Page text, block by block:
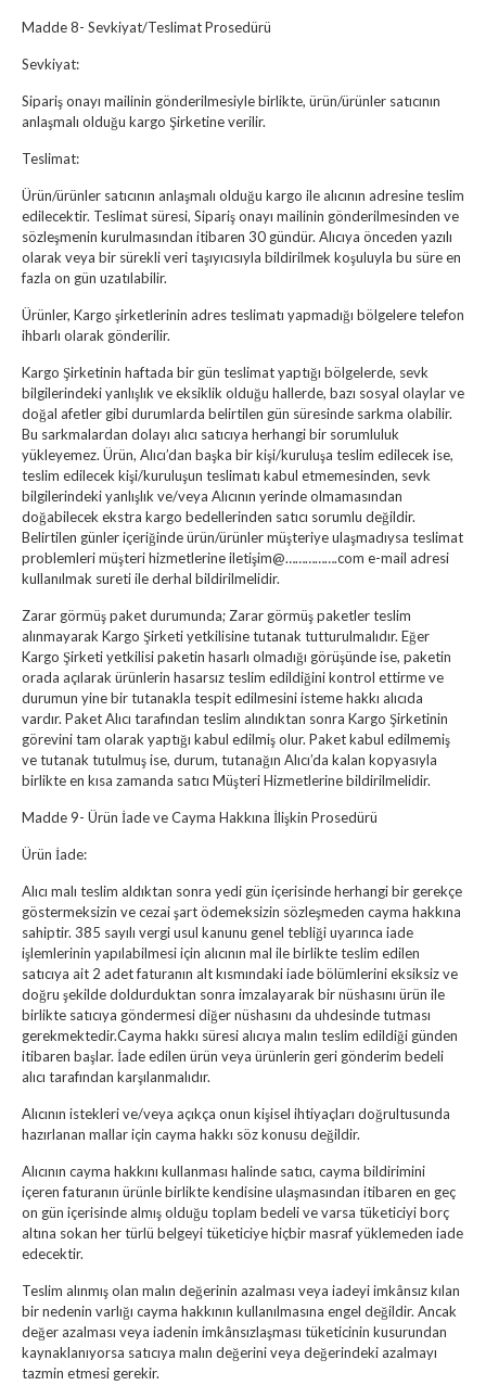
Madde 8- Sevkiyat/Teslimat Prosedürü
Sevkiyat:
Sipariş onayı mailinin gönderilmesiyle birlikte, ürün/ürünler satıcının
anlaşmalı olduğu kargo Şirketine verilir.
Teslimat:
Ürün/ürünler satıcının anlaşmalı olduğu kargo ile alıcının adresine teslim
edilecektir. Teslimat süresi, Sipariş onayı mailinin gönderilmesinden ve
sözleşmenin kurulmasından itibaren 30 gündür. Alıcıya önceden yazılı
olarak veya bir sürekli veri taşıyıcısıyla bildirilmek koşuluyla bu süre en
fazla on gün uzatılabilir.
Ürünler, Kargo şirketlerinin adres teslimatı yapmadığı bölgelere telefon
ihbarlı olarak gönderilir.
Kargo Şirketinin haftada bir gün teslimat yaptığı bölgelerde, sevk
bilgilerindeki yanlışlık ve eksiklik olduğu hallerde, bazı sosyal olaylar ve
doğal afetler gibi durumlarda belirtilen gün süresinde sarkma olabilir.
Bu sarkmalardan dolayı alıcı satıcıya herhangi bir sorumluluk
yükleyemez. Ürün, Alıcı’dan başka bir kişi/kuruluşa teslim edilecek ise,
teslim edilecek kişi/kuruluşun teslimatı kabul etmemesinden, sevk
bilgilerindeki yanlışlık ve/veya Alıcının yerinde olmamasından
doğabilecek ekstra kargo bedellerinden satıcı sorumlu değildir.
Belirtilen günler içeriğinde ürün/ürünler müşteriye ulaşmadıysa teslimat
problemleri müşteri hizmetlerine iletişim@…………….com e-mail adresi
kullanılmak sureti ile derhal bildirilmelidir.
Zarar görmüş paket durumunda; Zarar görmüş paketler teslim
alınmayarak Kargo Şirketi yetkilisine tutanak tutturulmalıdır. Eğer
Kargo Şirketi yetkilisi paketin hasarlı olmadığı görüşünde ise, paketin
orada açılarak ürünlerin hasarsız teslim edildiğini kontrol ettirme ve
durumun yine bir tutanakla tespit edilmesini isteme hakkı alıcıda
vardır. Paket Alıcı tarafından teslim alındıktan sonra Kargo Şirketinin
görevini tam olarak yaptığı kabul edilmiş olur. Paket kabul edilmemiş
ve tutanak tutulmuş ise, durum, tutanağın Alıcı’da kalan kopyasıyla
birlikte en kısa zamanda satıcı Müşteri Hizmetlerine bildirilmelidir.
Madde 9- Ürün İade ve Cayma Hakkına İlişkin Prosedürü
Ürün İade:
Alıcı malı teslim aldıktan sonra yedi gün içerisinde herhangi bir gerekçe
göstermeksizin ve cezai şart ödemeksizin sözleşmeden cayma hakkına
sahiptir. 385 sayılı vergi usul kanunu genel tebliği uyarınca iade
işlemlerinin yapılabilmesi için alıcının mal ile birlikte teslim edilen
satıcıya ait 2 adet faturanın alt kısmındaki iade bölümlerini eksiksiz ve
doğru şekilde doldurduktan sonra imzalayarak bir nüshasını ürün ile
birlikte satıcıya göndermesi diğer nüshasını da uhdesinde tutması
gerekmektedir.Cayma hakkı süresi alıcıya malın teslim edildiği günden
itibaren başlar. İade edilen ürün veya ürünlerin geri gönderim bedeli
alıcı tarafından karşılanmalıdır.
Alıcının istekleri ve/veya açıkça onun kişisel ihtiyaçları doğrultusunda
hazırlanan mallar için cayma hakkı söz konusu değildir.
Alıcının cayma hakkını kullanması halinde satıcı, cayma bildirimini
içeren faturanın ürünle birlikte kendisine ulaşmasından itibaren en geç
on gün içerisinde almış olduğu toplam bedeli ve varsa tüketiciyi borç
altına sokan her türlü belgeyi tüketiciye hiçbir masraf yüklemeden iade
edecektir.
Teslim alınmış olan malın değerinin azalması veya iadeyi imkânsız kılan
bir nedenin varlığı cayma hakkının kullanılmasına engel değildir. Ancak
değer azalması veya iadenin imkânsızlaşması tüketicinin kusurundan
kaynaklanıyorsa satıcıya malın değerini veya değerindeki azalmayı
tazmin etmesi gerekir.